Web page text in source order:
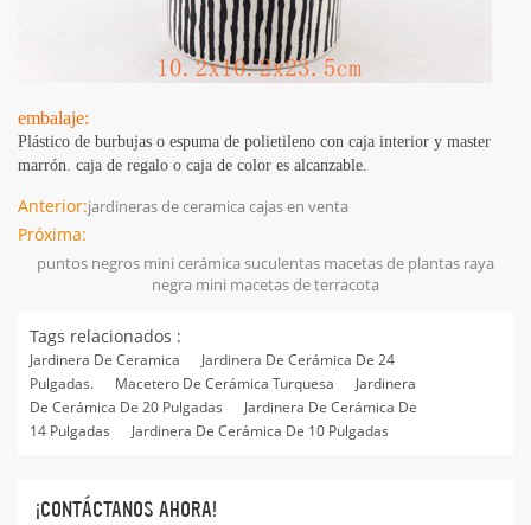
embalaje:
Plástico de burbujas o espuma de polietileno con caja interior y master
marrón. caja de regalo o caja de color es alcanzable.
Anterior:jardineras de ceramica cajas en venta
Próxima:
puntos negros mini cerámica suculentas macetas de plantas raya
negra mini macetas de terracota
Tags relacionados :
Jardinera De Ceramica
Jardinera De Cerámica De 24
Pulgadas.
Macetero De Cerámica Turquesa
Jardinera
De Cerámica De 20 Pulgadas
Jardinera De Cerámica De
14 Pulgadas
Jardinera De Cerámica De 10 Pulgadas
¡CONTÁCTANOS AHORA!